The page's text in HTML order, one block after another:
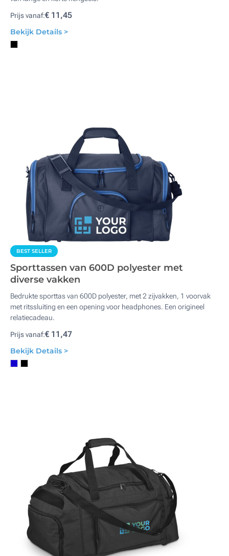
Prijs vanaf:€ 11,45
Bekijk Details >
BEST SELLER
Sporttassen van 600D polyester met
diverse vakken
Bedrukte sporttas van 600D polyester, met 2 zijvakken, 1 voorvak
met ritssluiting en een opening voor headphones. Een origineel
relatiecadeau.
Prijs vanaf:€ 11,47
Bekijk Details >